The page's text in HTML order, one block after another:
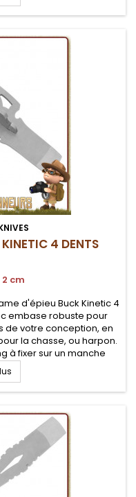
4 DENTS
2 cm
d'épieu Buck Kinetic 4
embase robuste pour
de votre conception, en
la chasse, ou harpon.
à fixer sur un manche